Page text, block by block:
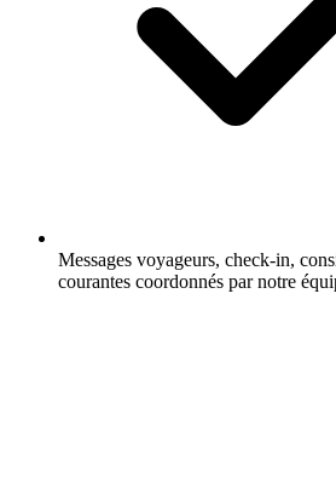
Messages voyageurs, check-in,
courantes coordonnés par notre